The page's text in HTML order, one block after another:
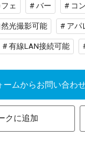
ェ # バー # コ
光撮影可能 # アパ
# 有線LAN接続可能
ームからお問い合わ
クに追加